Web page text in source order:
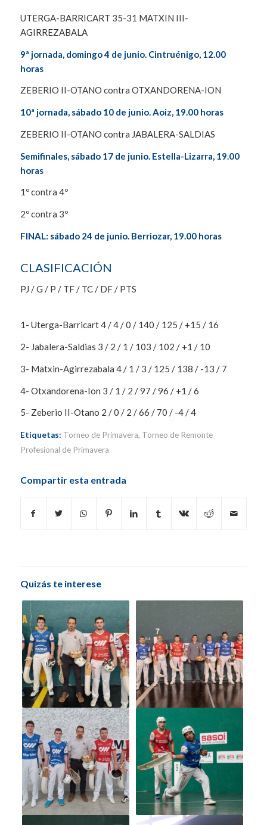
UTERGA-BARRICART 35-31 MATXIN III-
AGIRREZABALA
9ª jornada, domingo 4 de junio. Cintruénigo, 12.00
horas
ZEBERIO II-OTANO contra OTXANDORENA-ION
10ª jornada, sábado 10 de junio. Aoiz, 19.00 horas
ZEBERIO II-OTANO contra JABALERA-SALDIAS
Semifinales, sábado 17 de junio. Estella-Lizarra, 19.00
horas
1º contra 4º
2º contra 3º
FINAL: sábado 24 de junio. Berriozar, 19.00 horas
CLASIFICACIÓN
PJ / G / P / TF / TC / DF / PTS
1- Uterga-Barricart 4 / 4 / 0 / 140 / 125 / +15 / 16
2- Jabalera-Saldias 3 / 2 / 1 / 103 / 102 / +1 / 10
3- Matxin-Agirrezabala 4 / 1 / 3 / 125 / 138 / -13 / 7
4- Otxandorena-Ion 3 / 1 / 2 / 97 / 96 / +1 / 6
5- Zeberio II-Otano 2 / 0 / 2 / 66 / 70 / -4 / 4
Etiquetas: Torneo de Primavera, Torneo de Remonte
Profesional de Primavera
Compartir esta entrada
Quizás te interese